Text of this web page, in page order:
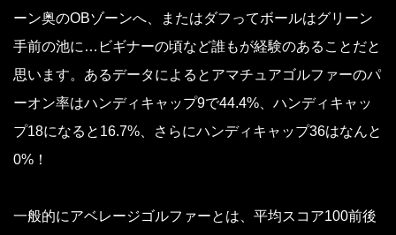
ーン奥のOBゾーンへ、またはダフってボールはグリーン
手前の池に…ビギナーの頃など誰もが経験のあることだと
思います。あるデータによるとアマチュアゴルファーのパ
ーオン率はハンディキャップ9で44.4%、ハンディキャッ
プ18になると16.7%、さらにハンディキャップ36はなんと
0%！
一般的にアベレージゴルファーとは、平均スコア100前後